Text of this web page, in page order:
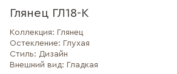
Глянец ГЛ18-К
Коллекция: Глянец
Остекление: Глухая
Стиль: Дизайн
Внешний вид: Гладкая